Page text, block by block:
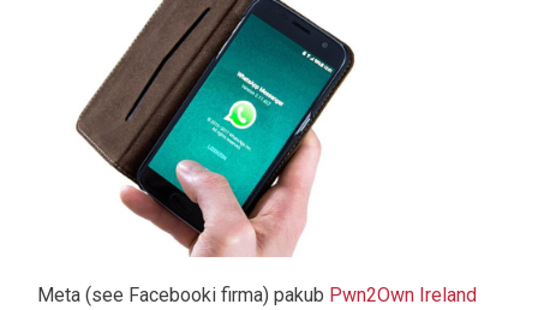
Meta (see Facebooki firma) pakub Pwn2Own Ireland